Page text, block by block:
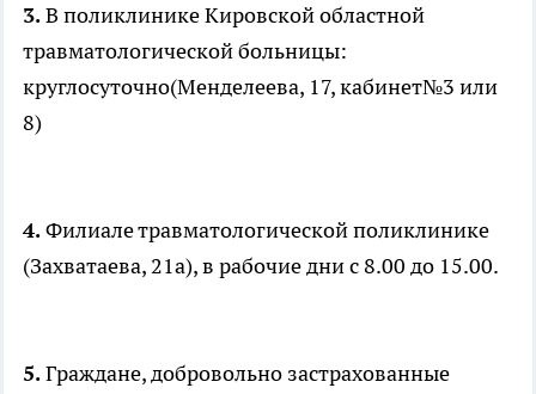
3.В поликлинике Кировской областной
травматологической больницы:
круглосуточно(Менделеева, 17, кабинет№3 или
8)
4.Филиале травматологической поликлинике
(Захватаева, 21а), в рабочие дни с 8.00 до 15.00.
5.Граждане, добровольно застрахованные